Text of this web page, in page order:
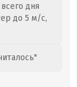
дня
до 5 м/с,